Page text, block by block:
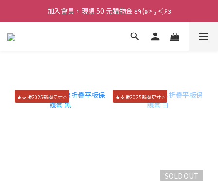
加入會員，現領 50 元購物金 ε٩(๑> ₃ <)۶з
加入會員，現領 50 元購物金 ε٩(๑> ₃ <)۶з
全館滿 800 元 就免運 🚚
★支援2025新機尺寸✩ ★支援2025新機尺寸✩
SOLD OUT